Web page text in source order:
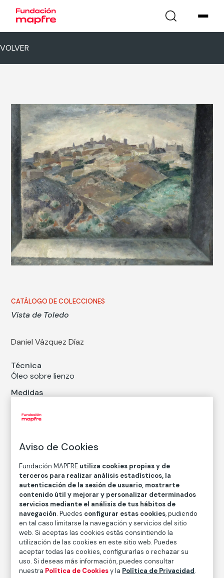
VOLVER
CATÁLOGO DE COLECCIONES
Vista de Toledo
Daniel Vázquez Díaz
Técnica
Óleo sobre lienzo
Medidas
Medidas con marco: 103,5 x 123 x 8,5 cm
FM003203
Fecha
1947
Inscripción/Leyenda
Firma en ángulo inferior derecho
Autor
Daniel Vázquez Díaz
Nacimiento: Nerva, Huelva, 1882
Fallecimiento: Madrid, 1969
Aviso de Cookies
Fundación MAPFRE utiliza cookies propias y de
terceros para realizar análisis estadísticos, la
autenticación de la sesión de usuario, mostrarte
contenido útil y mejorar y personalizar determinados
servicios mediante el análisis de tus hábitos de
navegación. Puedes configurar estas cookies, pudiendo
en tal caso limitarse la navegación y servicios del sitio
web. Si aceptas las cookies estás consintiendo la
utilización de las cookies en este sitio web. Puedes
aceptar todas las cookies, configurarlas o rechazar su
uso. Si deseas más información, puedes consultar
nuestra Política de Cookiesy la Política de Privacidad.